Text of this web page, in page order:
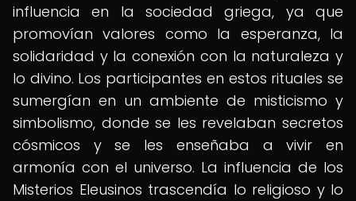
influencia en la sociedad griega, ya que
promovían valores como la esperanza, la
solidaridad y la conexión con la naturaleza y
lo divino. Los participantes en estos rituales se
sumergían en un ambiente de misticismo y
simbolismo, donde se les revelaban secretos
cósmicos y se les enseñaba a vivir en
armonía con el universo. La influencia de los
Misterios Eleusinos trascendía lo religioso y lo